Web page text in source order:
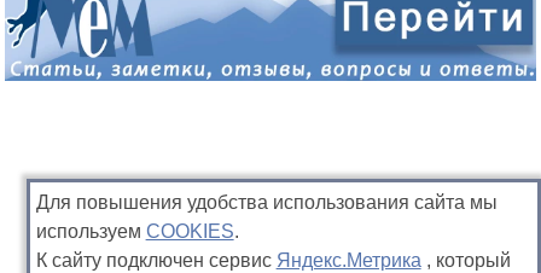
Для повышения удобства использования сайта мы
используемCOOKIES.
К сайту подключен сервис Яндекс.Метрика , который